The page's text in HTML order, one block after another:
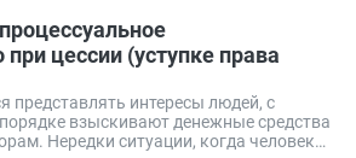
цессии (уступке права
представлять интересы людей, с
взыскивают денежные средства
Нередки ситуации, когда человек